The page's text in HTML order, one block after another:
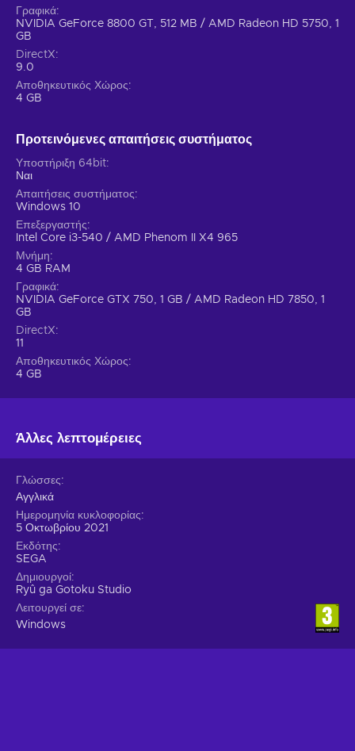
interesting by online leaderboards that allow you to compete
with friends all over the world or even to try to become the
best Banana Mania player on the planet!
Γραφικά
NVIDIA GeForce 8800 GT, 512 MB / AMD Radeon HD 5750, 1
GB
DirectX
9.0
Αποθηκευτικός Χώρος
4 GB
Προτεινόμενες απαιτήσεις συστήματος
Υποστήριξη 64bit
Ναι
Απαιτήσεις συστήματος
Windows 10
Επεξεργαστής
Intel Core i3-540 / AMD Phenom II X4 965
Μνήμη
4 GB RAM
Γραφικά
NVIDIA GeForce GTX 750, 1 GB / AMD Radeon HD 7850, 1
GB
DirectX
11
Αποθηκευτικός Χώρος
4 GB
Άλλες λεπτομέρειες
Γλώσσες
Αγγλικά
Ημερομηνία κυκλοφορίας
5 Οκτωβρίου 2021
Εκδότης
SEGA
Δημιουργοί
Ryû ga Gotoku Studio
Λειτουργεί σε
Windows